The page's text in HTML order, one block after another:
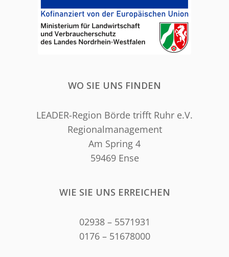
WO SIE UNS FINDEN
LEADER-Region Börde trifft Ruhr e.V.
Regionalmanagement
Am Spring 4
59469 Ense
WIE SIE UNS ERREICHEN
02938 – 5571931
0176 – 51678000